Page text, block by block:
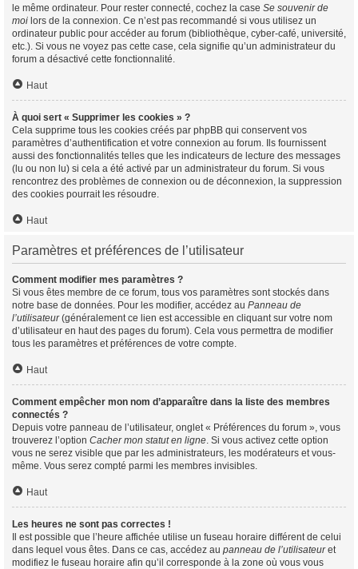
le même ordinateur. Pour rester connecté, cochez la case Se souvenir de
moi lors de la connexion. Ce n’est pas recommandé si vous utilisez un
ordinateur public pour accéder au forum (bibliothèque, cyber-café, université,
etc.). Si vous ne voyez pas cette case, cela signifie qu’un administrateur du
forum a désactivé cette fonctionnalité.
Haut
À quoi sert « Supprimer les cookies » ?
Cela supprime tous les cookies créés par phpBB qui conservent vos
paramètres d’authentification et votre connexion au forum. Ils fournissent
aussi des fonctionnalités telles que les indicateurs de lecture des messages
(lu ou non lu) si cela a été activé par un administrateur du forum. Si vous
rencontrez des problèmes de connexion ou de déconnexion, la suppression
des cookies pourrait les résoudre.
Haut
Paramètres et préférences de l’utilisateur
Comment modifier mes paramètres ?
Si vous êtes membre de ce forum, tous vos paramètres sont stockés dans
notre base de données. Pour les modifier, accédez au Panneau de
l’utilisateur(généralement ce lien est accessible en cliquant sur votre nom
d’utilisateur en haut des pages du forum). Cela vous permettra de modifier
tous les paramètres et préférences de votre compte.
Haut
Comment empêcher mon nom d’apparaître dans la liste des membres
connectés ?
Depuis votre panneau de l’utilisateur, onglet « Préférences du forum », vous
trouverez l’option Cacher mon statut en ligne. Si vous activez cette option
vous ne serez visible que par les administrateurs, les modérateurs et vous-
même. Vous serez compté parmi les membres invisibles.
Haut
Les heures ne sont pas correctes !
Il est possible que l’heure affichée utilise un fuseau horaire différent de celui
dans lequel vous êtes. Dans ce cas, accédez au panneau de l’utilisateuret
modifiez le fuseau horaire afin qu’il corresponde à la zone où vous vous